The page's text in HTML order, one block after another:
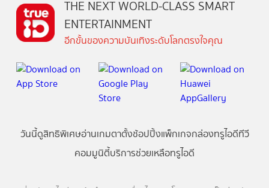
THE NEXT WORLD-CLASS SMART
ENTERTAINMENT
อีกขั้นของความบันเทิงระดับโลกตรงใจคุณ
วันนี้ดูสิทธิพิเศษอ่านเกมตาตั้งช้อปปิ้งแพ็กเกจกล่องทรูไอดีทีวี
คอมมูนิตี้บริการช่วยเหลือทรูไอดี